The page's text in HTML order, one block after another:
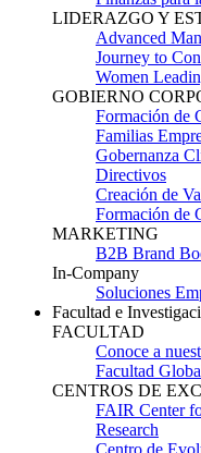
LIDERAZGO Y
Advanced
Journey to
Women
GOBIERNO
Formación de
Familias
Gobernanza
Directivos
Creación de
Formación de
MARKETING
B2B Brand
In-Company
Soluciones
Facultad e
FACULTAD
Conoce a
Facultad
CENTROS DE
FAIR Center
Research
Centro de